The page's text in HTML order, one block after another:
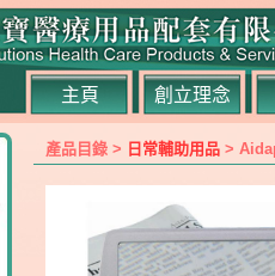
主頁 創立理念
產品目錄 > 日常輔助用品 >